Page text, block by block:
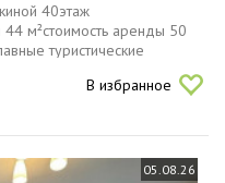
40этаж
м²стоимость аренды 50
туристические
транспортная сеть
В избранное
05.08.26